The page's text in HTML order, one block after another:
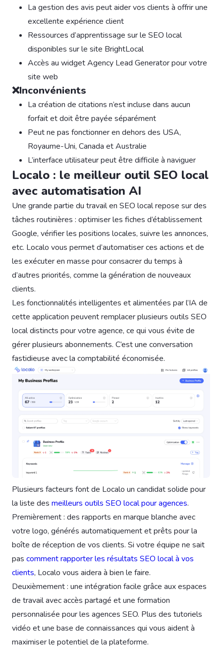
La gestion des avis peut aider vos clients à offrir une
excellente expérience client
Ressources d’apprentissage sur le SEO local
disponibles sur le site BrightLocal
Accès au widget Agency Lead Generator pour votre
site web
❌Inconvénients
La création de citations n’est incluse dans aucun
forfait et doit être payée séparément
Peut ne pas fonctionner en dehors des USA,
Royaume-Uni, Canada et Australie
L’interface utilisateur peut être difficile à naviguer
Localo : le meilleur outil SEO local
avec automatisation AI
Une grande partie du travail en SEO local repose sur des
tâches routinières : optimiser les fiches d’établissement
Google, vérifier les positions locales, suivre les annonces,
etc. Localo vous permet d’automatiser ces actions et de
les exécuter en masse pour consacrer du temps à
d’autres priorités, comme la génération de nouveaux
clients.
Les fonctionnalités intelligentes et alimentées par l’IA de
cette application peuvent remplacer plusieurs outils SEO
local distincts pour votre agence, ce qui vous évite de
gérer plusieurs abonnements. C’est une conversation
fastidieuse avec la comptabilité économisée.
Plusieurs facteurs font de Localo un candidat solide pour
la liste des meilleurs outils SEO local pour agences.
Premièrement : des rapports en marque blanche avec
votre logo, générés automatiquement et prêts pour la
boîte de réception de vos clients. Si votre équipe ne sait
pas comment rapporter les résultats SEO local à vos
clients, Localo vous aidera à bien le faire.
Deuxièmement : une intégration facile grâce aux espaces
de travail avec accès partagé et une formation
personnalisée pour les agences SEO. Plus des tutoriels
vidéo et une base de connaissances qui vous aident à
maximiser le potentiel de la plateforme.